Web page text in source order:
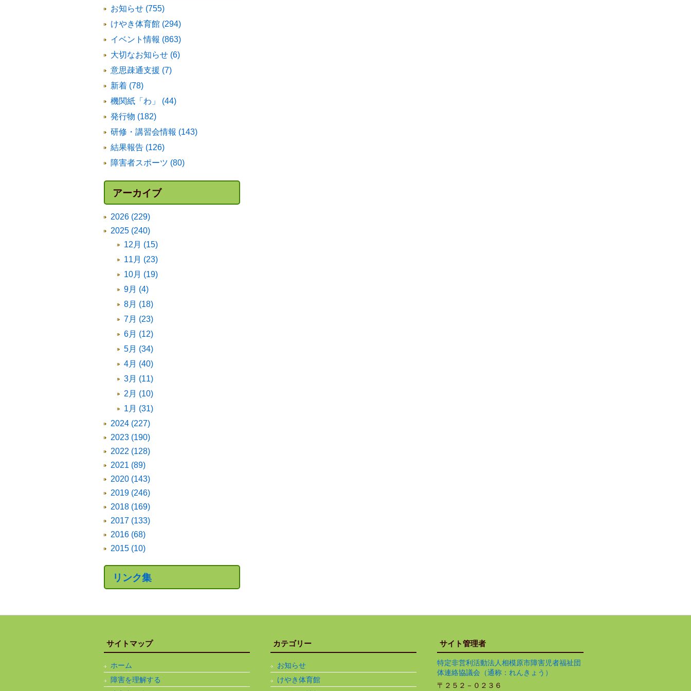
お知らせ (755)
けやき体育館 (294)
イベント情報 (863)
大切なお知らせ (6)
意思疎通支援 (7)
新着 (78)
機関紙「わ」 (44)
発行物 (182)
研修・講習会情報 (143)
結果報告 (126)
障害者スポーツ (80)
アーカイブ
2026 (229)
2025 (240)
12月 (15)
11月 (23)
10月 (19)
9月 (4)
8月 (18)
7月 (23)
6月 (12)
5月 (34)
4月 (40)
3月 (11)
2月 (10)
1月 (31)
2024 (227)
2023 (190)
2022 (128)
2021 (89)
2020 (143)
2019 (246)
2018 (169)
2017 (133)
2016 (68)
2015 (10)
リンク集
サイトマップ
ホーム
障害を理解する
カテゴリー
お知らせ
けやき体育館
サイト管理者
特定非営利活動法人相模原市障害児者福祉団
体連絡協議会（通称：れんきょう）
〒２５２－０２３６